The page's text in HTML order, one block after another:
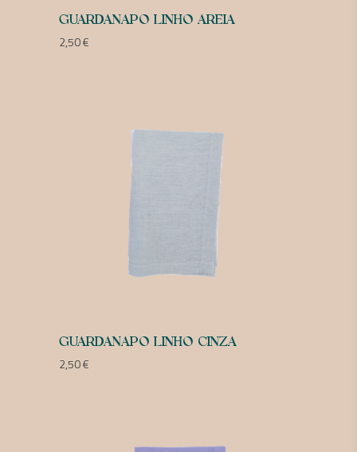
GUARDANAPO LINHO AREIA
2,50€
GUARDANAPO LINHO CINZA
2,50€